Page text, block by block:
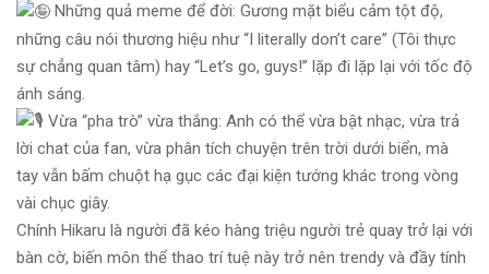
Những quả meme để đời: Gương mặt biểu cảm tột độ,
những câu nói thương hiệu như “I literally don’t care” (Tôi thực
sự chẳng quan tâm) hay “Let’s go, guys!” lặp đi lặp lại với tốc độ
ánh sáng.
Vừa “pha trò” vừa thắng: Anh có thể vừa bật nhạc, vừa trả
lời chat của fan, vừa phân tích chuyện trên trời dưới biển, mà
tay vẫn bấm chuột hạ gục các đại kiện tướng khác trong vòng
vài chục giây.
Chính Hikaru là người đã kéo hàng triệu người trẻ quay trở lại với
bàn cờ, biến môn thể thao trí tuệ này trở nên trendy và đầy tính